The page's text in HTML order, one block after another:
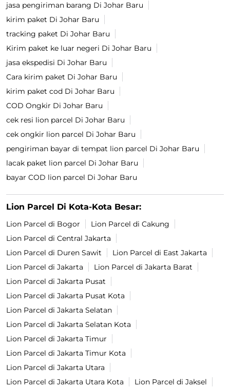
jasa pengiriman barang Di Johar Baru
kirim paket Di Johar Baru
tracking paket Di Johar Baru
Kirim paket ke luar negeri Di Johar Baru
jasa ekspedisi Di Johar Baru
Cara kirim paket Di Johar Baru
kirim paket cod Di Johar Baru
COD Ongkir Di Johar Baru
cek resi lion parcel Di Johar Baru
cek ongkir lion parcel Di Johar Baru
pengiriman bayar di tempat lion parcel Di Johar Baru
lacak paket lion parcel Di Johar Baru
bayar COD lion parcel Di Johar Baru
Lion Parcel Di Kota-Kota Besar:
Lion Parcel di Bogor
Lion Parcel di Cakung
Lion Parcel di Central Jakarta
Lion Parcel di Duren Sawit
Lion Parcel di East Jakarta
Lion Parcel di Jakarta
Lion Parcel di Jakarta Barat
Lion Parcel di Jakarta Pusat
Lion Parcel di Jakarta Pusat Kota
Lion Parcel di Jakarta Selatan
Lion Parcel di Jakarta Selatan Kota
Lion Parcel di Jakarta Timur
Lion Parcel di Jakarta Timur Kota
Lion Parcel di Jakarta Utara
Lion Parcel di Jakarta Utara Kota
Lion Parcel di Jaksel